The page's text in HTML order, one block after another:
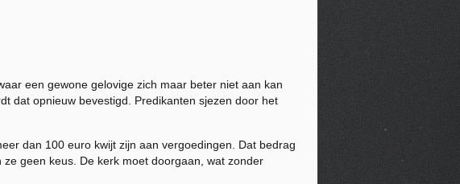
een gewone gelovige zich maar beter niet aan kan
dat opnieuw bevestigd. Predikanten sjezen door het
dan 100 euro kwijt zijn aan vergoedingen. Dat bedrag
geen keus. De kerk moet doorgaan, wat zonder